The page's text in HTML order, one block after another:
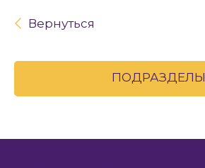
Вернуться
ПОДРАЗДЕЛЫ